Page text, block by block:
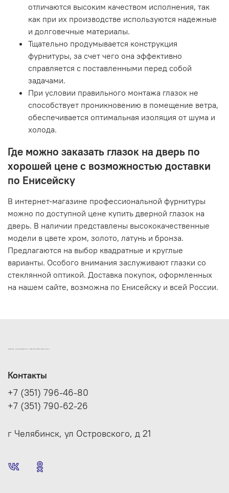
отличаются высоким качеством исполнения, так
как при их производстве используются надежные
и долговечные материалы.
Тщательно продумывается конструкция
фурнитуры, за счет чего она эффективно
справляется с поставленными перед собой
задачами.
При условии правильного монтажа глазок не
способствует проникновению в помещение ветра,
обеспечивается оптимальная изоляция от шума и
холода.
Где можно заказать глазок на дверь по
хорошей цене с возможностью доставки
по Енисейску
В интернет-магазине профессиональной фурнитуры
можно по доступной цене купить дверной глазок на
дверь. В наличии представлены высококачественные
модели в цвете хром, золото, латунь и бронза.
Предлагаются на выбор квадратные и круглые
варианты. Особого внимания заслуживают глазки со
стеклянной оптикой. Доставка покупок, оформленных
на нашем сайте, возможна по Енисейску и всей России.
ИНТЕРНЕТ-МАГАЗИН ДВЕРНОЙ И МЕБЕЛЬНОЙ ФУРНИТУРЫ САМ
Контакты
+7 (351) 796-46-80
+7 (351) 790-62-26
г Челябинск, ул Островского, д 21